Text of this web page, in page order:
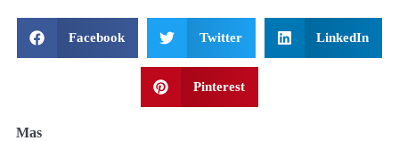
Facebook Twitter LinkedIn
Pinterest
Mas